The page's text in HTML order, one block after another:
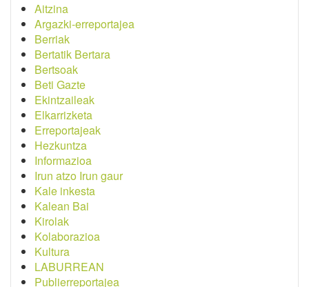
Aitzina
Argazki-erreportajea
Berriak
Bertatik Bertara
Bertsoak
Beti Gazte
Ekintzaileak
Elkarrizketa
Erreportajeak
Hezkuntza
Informazioa
Irun atzo Irun gaur
Kale inkesta
Kalean Bai
Kirolak
Kolaborazioa
Kultura
LABURREAN
Publierreportajea